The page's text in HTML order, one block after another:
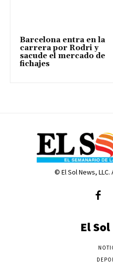
Barcelona entra en la
carrera por Rodri y
sacude el mercado de
fichajes
© El Sol News,
El